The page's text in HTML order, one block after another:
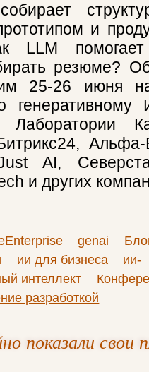
и
LLM помогает
резюме?
25-26 июня
AI,
и других
genai
ии для бизнеса
ии-
интеллект
разработкой
показали свои